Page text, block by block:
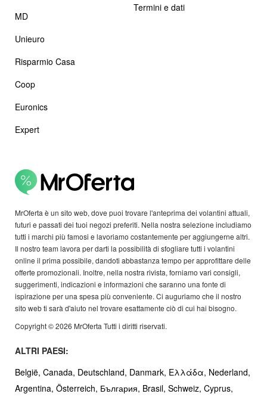
MrOferta è un sito web, dove puoi trovare l'anteprima dei volantini attuali,
futuri e passati dei tuoi negozi preferiti. Nella nostra selezione includiamo
tutti i marchi più famosi e lavoriamo costantemente per aggiungerne altri.
Il nostro team lavora per darti la possibilità di sfogliare tutti i volantini
online il prima possibile, dandoti abbastanza tempo per approfittare delle
offerte promozionali. Inoltre, nella nostra rivista, forniamo vari consigli,
suggerimenti, indicazioni e informazioni che saranno una fonte di
ispirazione per una spesa più conveniente. Ci auguriamo che il nostro
sito web ti sarà d'aiuto nel trovare esattamente ciò di cui hai bisogno.
Copyright © 2026 MrOferta Tutti i diritti riservati.
MD
Unieuro
Risparmio Casa
Coop
Euronics
Expert
Termini e dati
ALTRI PAESI:
België, Canada, Deutschland, Danmark, Ελλάδα, Nederland,
Argentina, Österreich, България, Brasil, Schweiz, Cyprus,